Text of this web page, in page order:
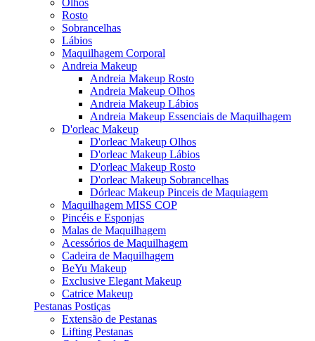
Olhos
Rosto
Sobrancelhas
Lábios
Maquilhagem Corporal
Andreia Makeup
Andreia Makeup Rosto
Andreia Makeup Olhos
Andreia Makeup Lábios
Andreia Makeup Essenciais de Maquilhagem
D'orleac Makeup
D'orleac Makeup Olhos
D'orleac Makeup Lábios
D'orleac Makeup Rosto
D'orleac Makeup Sobrancelhas
Dórleac Makeup Pinceis de Maquiagem
Maquilhagem MISS COP
Pincéis e Esponjas
Malas de Maquilhagem
Acessórios de Maquilhagem
Cadeira de Maquilhagem
BeYu Makeup
Exclusive Elegant Makeup
Catrice Makeup
Pestanas Postiças
Extensão de Pestanas
Lifting Pestanas